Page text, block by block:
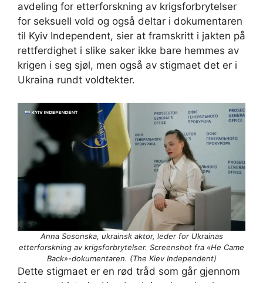
avdeling for etterforskning av krigsforbrytelser
for seksuell vold og også deltar i dokumentaren
til Kyiv Independent, sier at framskritt i jakten på
rettferdighet i slike saker ikke bare hemmes av
krigen i seg sjøl, men også av stigmaet det er i
Ukraina rundt voldtekter.
Anna Sosonska, ukrainsk aktor, leder for Ukrainas
etterforskning av krigsforbrytelser. Screenshot fra «He Came
Back»-dokumentaren. (The Kiev Independent)
Dette stigmaet er en rød tråd som går gjennom